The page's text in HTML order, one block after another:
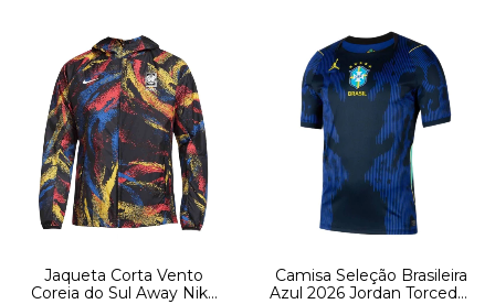
Jaqueta Corta Vento
Coreia do Sul Away Nike
Camisa Seleção Brasileira
Azul 2026 Jordan Torcedor